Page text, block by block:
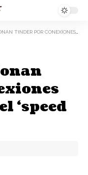
CONEXIONES REALES: ¿QUÉ ES EL ‘SPEED DATING’?
‘speed